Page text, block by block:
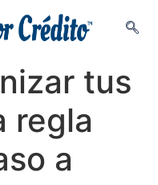
tus
regla
a